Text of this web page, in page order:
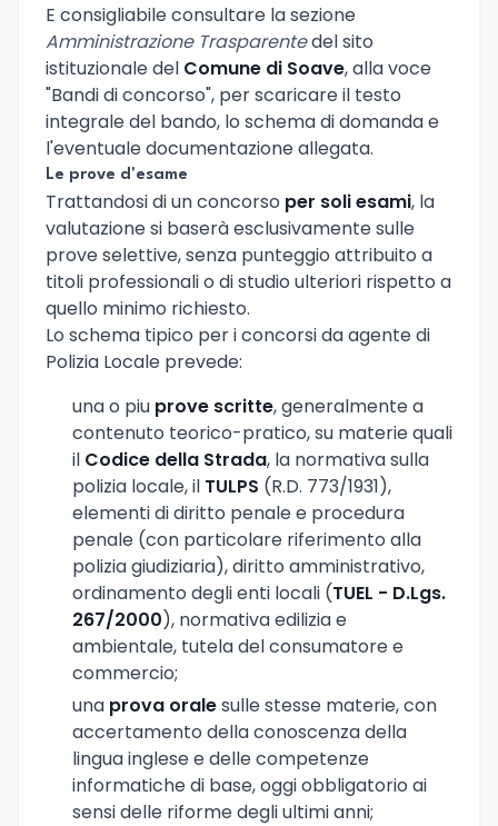
E consigliabile consultare la sezione
Amministrazione Trasparentedel sito
istituzionale del Comune di Soave, alla voce
"Bandi di concorso", per scaricare il testo
integrale del bando, lo schema di domanda e
l'eventuale documentazione allegata.
Le prove d'esame
Trattandosi di un concorso per soli esami, la
valutazione si baserà esclusivamente sulle
prove selettive, senza punteggio attribuito a
titoli professionali o di studio ulteriori rispetto a
quello minimo richiesto.
Lo schema tipico per i concorsi da agente di
Polizia Locale prevede:
una o piu prove scritte, generalmente a
contenuto teorico-pratico, su materie quali
il Codice della Strada, la normativa sulla
polizia locale, il TULPS (R.D. 773/1931),
elementi di diritto penale e procedura
penale (con particolare riferimento alla
polizia giudiziaria), diritto amministrativo,
ordinamento degli enti locali (TUEL - D.Lgs.
267/2000), normativa edilizia e
ambientale, tutela del consumatore e
commercio;
una prova oralesulle stesse materie, con
accertamento della conoscenza della
lingua inglese e delle competenze
informatiche di base, oggi obbligatorio ai
sensi delle riforme degli ultimi anni;